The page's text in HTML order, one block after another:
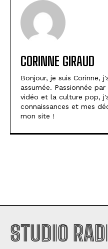
CORINNE GIRAUD
Bonjour, je suis Corinne,
assumée. Passionnée
vidéo et la culture pop,
connaissances et mes
mon site !
STUDIO